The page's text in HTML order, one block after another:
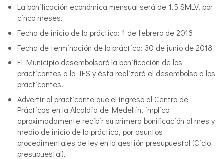
La bonificación económica mensual será de 1.5 SMLV, por
cinco meses.
Fecha de inicio de la práctica: 1 de febrero de 2018
Fecha de terminación de la práctica: 30 de junio de 2018
El Municipio desembolsará la bonificación de los
practicantes a la IES y ésta realizará el desembolso a los
practicantes.
Advertir al practicante que el ingreso al Centro de
Prácticas en la Alcaldía de Medellín, implica
aproximadamente recibir su primera bonificación al mes y
medio de inicio de la práctica, por asuntos
procedimentales de ley en la gestión presupuestal (Ciclo
presupuestal).